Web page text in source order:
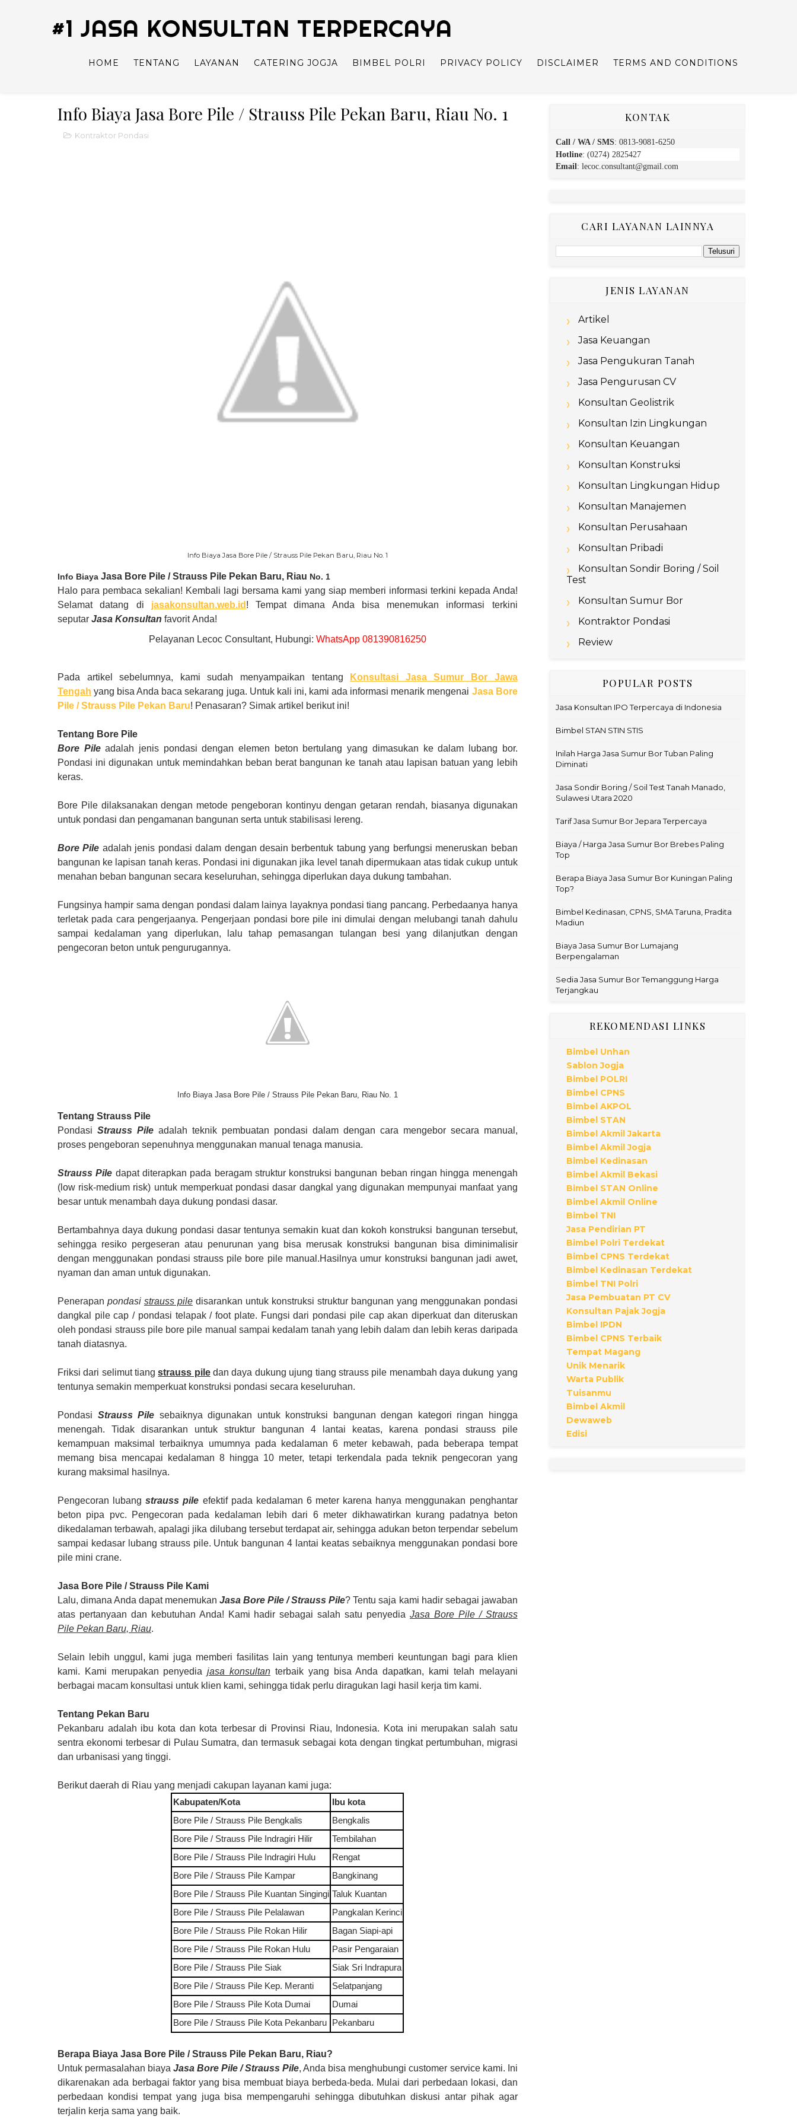
#1 JASA KONSULTAN TERPERCAYA
HOME TENTANG LAYANAN CATERING JOGJA BIMBEL POLRI PRIVACY POLICY DISCLAIMER TERMS AND CONDITIONS
Info Biaya Jasa Bore Pile / Strauss Pile Pekan Baru, Riau No. 1
Kontraktor Pondasi
Info Biaya Jasa Bore Pile / Strauss Pile Pekan Baru, Riau No. 1
Info Biaya Jasa Bore Pile / Strauss Pile Pekan Baru, Riau No. 1
Halo para pembaca sekalian! Kembali lagi bersama kami yang siap memberi informasi terkini kepada Anda!
Selamat datang di jasakonsultan.web.id ! Tempat dimana Anda bisa menemukan informasi terkini
seputar Jasa Konsultan favoritAnda!
Pelayanan Lecoc Consultant, Hubungi: WhatsApp 081390816250
Pada artikel sebelumnya, kami sudah menyampaikan tentang
Konsultasi Jasa Sumur Bor Jawa
Tengah yang bisa Anda baca sekarang juga. Untuk kali ini, kami ada informasi menarik mengenai Jasa Bore
Pile / Strauss Pile Pekan Baru! Penasaran? Simak artikel berikut ini!
Tentang Bore Pile
Bore Pileadalah jenis pondasi dengan elemen beton bertulang yang dimasukan ke dalam lubang bor.
Pondasi ini digunakan untuk memindahkan beban berat bangunan ke tanah atau lapisan batuan yang lebih
keras.
Bore Pile dilaksanakan dengan metode pengeboran kontinyu dengan getaran rendah, biasanya digunakan
untuk pondasi dan pengamanan bangunan serta untuk stabilisasi lereng.
Bore Pile adalah jenis pondasi dalam dengan desain berbentuk tabung yang berfungsi meneruskan beban
bangunan ke lapisan tanah keras. Pondasi ini digunakan jika level tanah dipermukaan atas tidak cukup untuk
menahan beban bangunan secara keseluruhan, sehingga diperlukan daya dukung tambahan.
Fungsinya hampir sama dengan pondasi dalam lainya layaknya pondasi tiang pancang. Perbedaanya hanya
terletak pada cara pengerjaanya. Pengerjaan pondasi bore pile ini dimulai dengan melubangi tanah dahulu
sampai kedalaman yang diperlukan, lalu tahap pemasangan tulangan besi yang dilanjutkan dengan
pengecoran beton untuk pengurugannya.
Info Biaya Jasa Bore Pile / Strauss Pile Pekan Baru, Riau No. 1
Tentang Strauss Pile
Pondasi Strauss Pileadalah teknik pembuatan pondasi dalam dengan cara mengebor secara manual,
proses pengeboran sepenuhnya menggunakan manual tenaga manusia.
Strauss Pile dapat diterapkan pada beragam struktur konstruksi bangunan beban ringan hingga menengah
(low risk-medium risk) untuk memperkuat pondasi dasar dangkal yang digunakan mempunyai manfaat yang
besar untuk menambah daya dukung pondasi dasar.
Bertambahnya daya dukung pondasi dasar tentunya semakin kuat dan kokoh konstruksi bangunan tersebut,
sehingga resiko pergeseran atau penurunan yang bisa merusak konstruksi bangunan bisa diminimalisir
dengan menggunakan pondasi strauss pile bore pile manual.Hasilnya umur konstruksi bangunan jadi awet,
nyaman dan aman untuk digunakan.
Penerapan pondasi strauss piledisarankan untuk konstruksi struktur bangunan yang menggunakan pondasi
dangkal pile cap / pondasi telapak / foot plate. Fungsi dari pondasi pile cap akan diperkuat dan diteruskan
oleh pondasi strauss pile bore pile manual sampai kedalam tanah yang lebih dalam dan lebih keras daripada
tanah diatasnya.
Friksi dari selimut tiangstrauss piledan daya dukung ujung tiang strauss pile menambah daya dukung yang
tentunya semakin memperkuat konstruksi pondasi secara keseluruhan.
Pondasi Strauss Pile sebaiknya digunakan untuk konstruksi bangunan dengan kategori ringan hingga
menengah. Tidak disarankan untuk struktur bangunan 4 lantai keatas, karena pondasi strauss pile
kemampuan maksimal terbaiknya umumnya pada kedalaman 6 meter kebawah, pada beberapa tempat
memang bisa mencapai kedalaman 8 hingga 10 meter, tetapi terkendala pada teknik pengecoran yang
kurang maksimal hasilnya.
Pengecoran lubangstrauss pile efektif pada kedalaman 6 meter karena hanya menggunakan penghantar
beton pipa pvc. Pengecoran pada kedalaman lebih dari 6 meter dikhawatirkan kurang padatnya beton
dikedalaman terbawah, apalagi jika dilubang tersebut terdapat air, sehingga adukan beton terpendar sebelum
sampai kedasar lubang strauss pile. Untuk bangunan 4 lantai keatas sebaiknya menggunakan pondasi bore
pile mini crane.
Jasa Bore Pile / Strauss Pile Kami
Lalu,dimana Anda dapat menemukanJasa Bore Pile / Strauss Pile? Tentu saja kami hadir sebagai jawaban
atas pertanyaan dan kebutuhan Anda! Kami hadir sebagai salah satu penyedia Jasa Bore Pile / Strauss
Pile Pekan Baru, Riau.
Selain lebih unggul, kami juga memberi fasilitas lain yang tentunya memberi keuntungan bagi para klien
kami. Kami merupakan penyediajasa konsultan terbaik yang bisa Anda dapatkan, kami telah melayani
berbagai macam konsultasi untuk klien kami, sehingga tidak perlu diragukan lagi hasil kerja tim kami.
Tentang Pekan Baru
Pekanbaru adalah ibu kota dan kota terbesar di Provinsi Riau, Indonesia. Kota ini merupakan salah satu
sentra ekonomi terbesar di Pulau Sumatra, dan termasuk sebagai kota dengan tingkat pertumbuhan, migrasi
dan urbanisasi yang tinggi.
Berikut daerah di Riau yang menjadi cakupan layanan kami juga:
Kabupaten/Kota
Ibu kota
Bore Pile / Strauss Pile Bengkalis
Bengkalis
Bore Pile / Strauss Pile Indragiri Hilir
Tembilahan
Bore Pile / Strauss Pile Indragiri Hulu
Rengat
Bore Pile / Strauss Pile Kampar
Bangkinang
Bore Pile / Strauss Pile Kuantan Singingi Taluk Kuantan
Bore Pile / Strauss Pile Pelalawan
Pangkalan Kerinci
Bore Pile / Strauss Pile Rokan Hilir
Bagan Siapi-api
Bore Pile / Strauss Pile Rokan Hulu
Pasir Pengaraian
Bore Pile / Strauss Pile Siak
Siak Sri Indrapura
Bore Pile / Strauss Pile Kep. Meranti
Selatpanjang
Bore Pile / Strauss Pile Kota Dumai
Dumai
Bore Pile / Strauss Pile Kota Pekanbaru Pekanbaru
Berapa Biaya Jasa Bore Pile / Strauss Pile Pekan Baru, Riau?
Untuk permasalahan biayaJasa Bore Pile / Strauss Pile, Anda bisa menghubungi customer service kami. Ini
dikarenakan ada berbagai faktor yang bisa membuat biaya berbeda-beda. Mulai dari perbedaan lokasi, dan
perbedaan kondisi tempat yang juga bisa mempengaruhi sehingga dibutuhkan diskusi antar pihak agar
terjalin kerja sama yang baik.
KONTAK
Call / WA / SMS: 0813-9081-6250
Hotline: (0274) 2825427
Email: lecoc.consultant@gmail.com
CARI LAYANAN LAINNYA
JENIS LAYANAN
Artikel
Jasa Keuangan
Jasa Pengukuran Tanah
Jasa Pengurusan CV
Konsultan Geolistrik
Konsultan Izin Lingkungan
Konsultan Keuangan
Konsultan Konstruksi
Konsultan Lingkungan Hidup
Konsultan Manajemen
Konsultan Perusahaan
Konsultan Pribadi
Konsultan Sondir Boring / Soil
Test
Konsultan Sumur Bor
Kontraktor Pondasi
Review
POPULAR POSTS
Jasa Konsultan IPO Terpercaya di Indonesia
Bimbel STAN STIN STIS
Inilah Harga Jasa Sumur Bor Tuban Paling
Diminati
Jasa Sondir Boring / Soil Test Tanah Manado,
Sulawesi Utara 2020
Tarif Jasa Sumur Bor Jepara Terpercaya
Biaya / Harga Jasa Sumur Bor Brebes Paling
Top
Berapa Biaya Jasa Sumur Bor Kuningan Paling
Top?
Bimbel Kedinasan, CPNS, SMA Taruna, Pradita
Madiun
Biaya Jasa Sumur Bor Lumajang
Berpengalaman
Sedia Jasa Sumur Bor Temanggung Harga
Terjangkau
REKOMENDASI LINKS
Bimbel Unhan
Sablon Jogja
Bimbel POLRI
Bimbel CPNS
Bimbel AKPOL
Bimbel STAN
Bimbel Akmil Jakarta
Bimbel Akmil Jogja
Bimbel Kedinasan
Bimbel Akmil Bekasi
Bimbel STAN Online
Bimbel Akmil Online
Bimbel TNI
Jasa Pendirian PT
Bimbel Polri Terdekat
Bimbel CPNS Terdekat
Bimbel Kedinasan Terdekat
Bimbel TNI Polri
Jasa Pembuatan PT CV
Konsultan Pajak Jogja
Bimbel IPDN
Bimbel CPNS Terbaik
Tempat Magang
Unik Menarik
Warta Publik
Tuisanmu
Bimbel Akmil
Dewaweb
Edisi